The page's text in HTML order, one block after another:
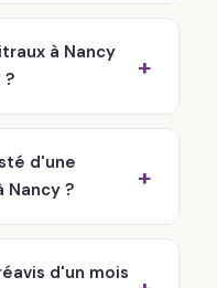
à Nancy
?
d'une
Nancy ?
d'un mois